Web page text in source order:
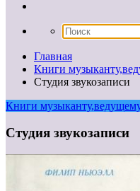
Главная
Книги
Студия звукозаписи
Книги
Студия звукозаписи